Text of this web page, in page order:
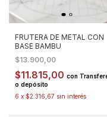
FRUTERA DE METAL CON
BASE BAMBU
$13.900,00
$11.815,00 con
o depósito
6 x $2.316,67 sin interés